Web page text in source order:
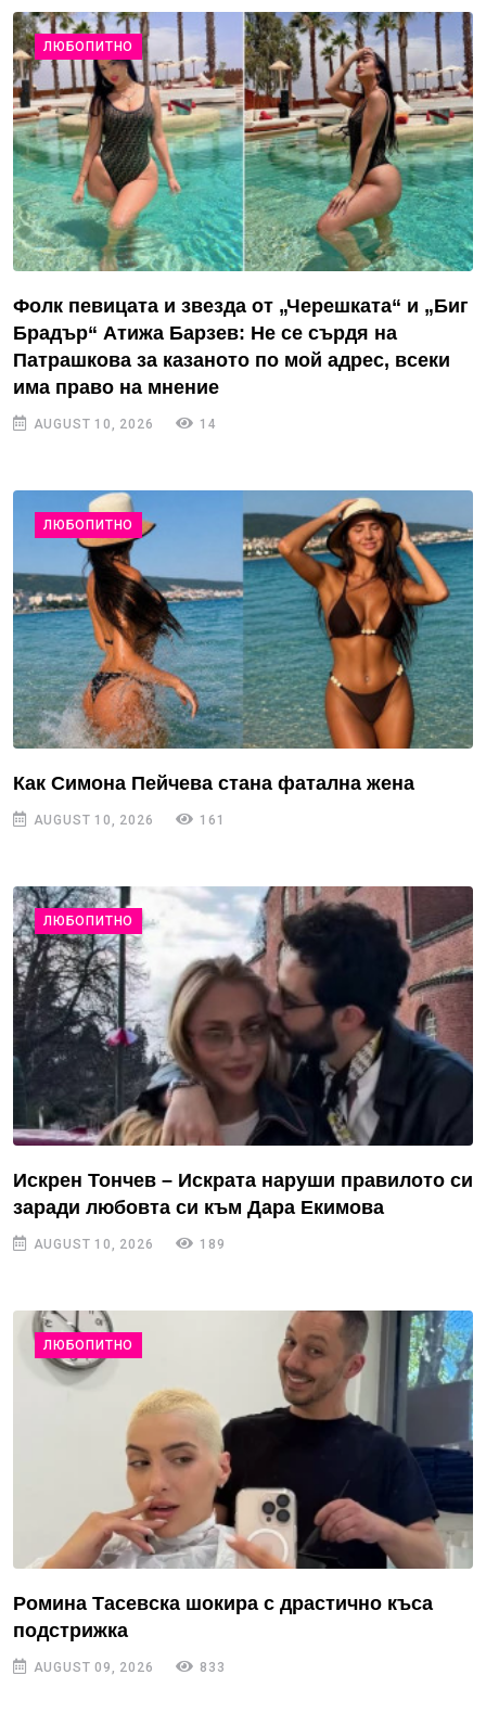
ЛЮБОПИТНО
Фолк певицата и звезда от „Черешката“ и „Биг
Брадър“ Атижа Барзев: Не се сърдя на
Патрашкова за казаното по мой адрес, всеки
има право на мнение
AUGUST 10, 2026 14
ЛЮБОПИТНО
Как Симона Пейчева стана фатална жена
AUGUST 10, 2026 161
ЛЮБОПИТНО
Искрен Тончев – Искрата наруши правилото си
заради любовта си към Дара Екимова
AUGUST 10, 2026 189
ЛЮБОПИТНО
Ромина Тасевска шокира с драстично къса
подстрижка
AUGUST 09, 2026 833